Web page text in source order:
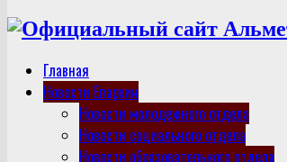
Главная
Новости Епархии
Новости молодежного отдела
Новости социального отдела
Новости образовательного отдела